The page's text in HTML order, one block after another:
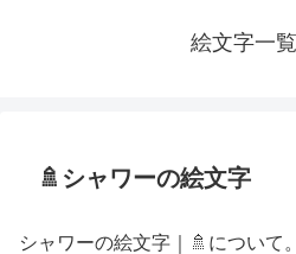
絵文字一
🚿シャワーの絵文字
シャワーの絵文字｜🚿について